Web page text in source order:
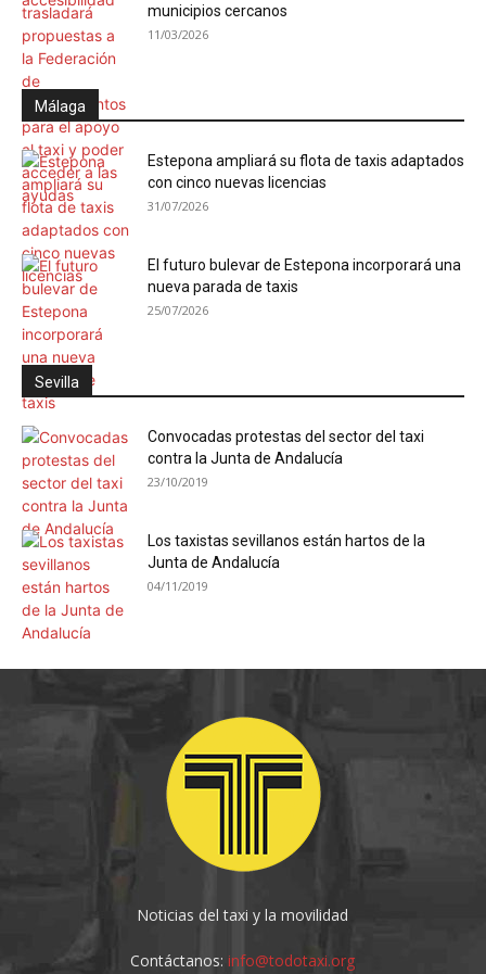
municipios cercanos
11/03/2026
Málaga
Estepona ampliará su flota de taxis adaptados
con cinco nuevas licencias
31/07/2026
El futuro bulevar de Estepona incorporará una
nueva parada de taxis
25/07/2026
Sevilla
Convocadas protestas del sector del taxi
contra la Junta de Andalucía
23/10/2019
Los taxistas sevillanos están hartos de la
Junta de Andalucía
04/11/2019
Noticias del taxi y la movilidad
Contáctanos:info@todotaxi.org